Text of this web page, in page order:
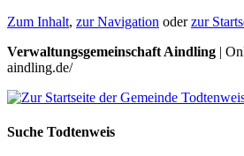
Zum Inhalt, zur Navigation oderzur
Verwaltungsgemeinschaft Aindling |
aindling.de/
Suche Todtenweis